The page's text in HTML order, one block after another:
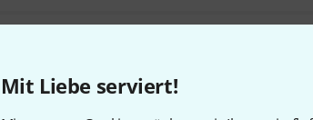
Mit Liebe serviert!